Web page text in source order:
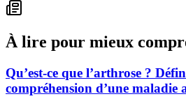
À lire pour mieux
Qu’est-ce que l’arthrose ?
compréhension d’une